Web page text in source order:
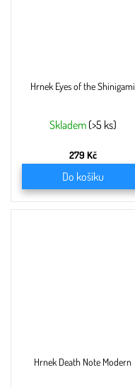
Hrnek Eyes of the Shinigami
Skladem (>5 ks)
279 Kč
Do košíku
Hrnek Death Note Modern